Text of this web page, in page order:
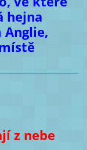
hejna
z nebe